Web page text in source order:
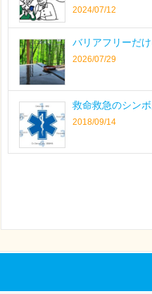
2024/07/12
バリアフリーだ
2026/07/29
救命救急のシン
2018/09/14